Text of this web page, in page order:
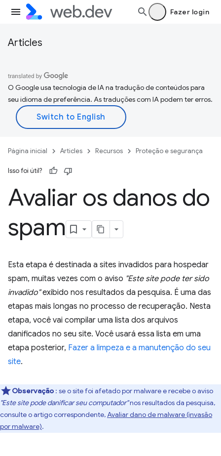
Fazer login
Articles
O Google usa tecnologia de IA na tradução de conteúdos para
seu idioma de preferência. As traduções com IA podem ter erros.
Página inicial Articles Recursos Proteção e segurança
Isso foi útil?
Avaliar os danos do
spam
Esta etapa é destinada a sites invadidos para hospedar
spam, muitas vezes com o aviso "Este site pode ter sido
invadido"exibido nos resultados da pesquisa. É uma das
etapas mais longas no processo de recuperação. Nesta
etapa, você vai compilar uma lista dos arquivos
danificados no seu site. Você usará essa lista em uma
etapa posterior, Fazer a limpeza e a manutenção do seu
site.
Observação : se o site foi afetado por malware e recebe o aviso
"Este site pode danificar seu computador"nos resultados da pesquisa,
consulte o artigo correspondente,Avaliar dano de malware (invasão
por malware).